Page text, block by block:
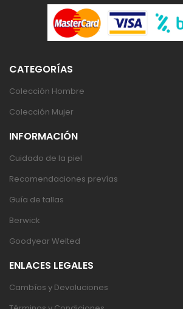
CATEGORÍAS
Colección Hombre
Colección Mujer
INFORMACIÓN
Cuidado de la piel
Recomendaciones prevías
Guía de tallas
Berwick
Goodyear Welted
ENLACES LEGALES
Cambíos y Devoluciones